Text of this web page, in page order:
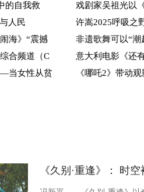
的自我救
戏剧家吴祖光以
人民
许嵩2025呼吸之
海》“震撼
非遗歌舞可以“潮
合频道（C
意大利电影《还
当女性从贫
《哪吒2》带动
《久别·重逢》： 时